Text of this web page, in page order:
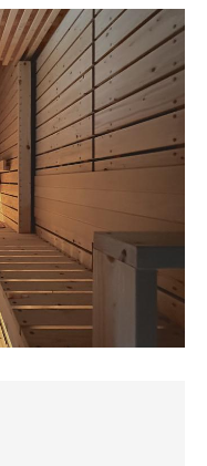
露天風呂のまわりをぴー
鳥が飛んできて野鳥の楽
何度も私の近くまでバサ
でいた🥺その子はかなり
ハット取られないかちょ
期にしてはあったかい
こそこに、露天風呂で半
ラックス😌
、無味（？）無臭。少
がぬるっととにかくお肌
な温泉でした♨️
り身も心もぽかぽかに
になったサウナ室。
入っていてテレビ前にい
ど入る。
、1セット目は1分ほどで
ので次のセットからのサ
って助かりました。
ウナ室は気持がいい。
て3セット目以降はテレ
がテレビで流れているの
できる。
からはサウナ室のテレ
イムに。
つという道東テレビ作成
ち寄る。
。
たる（以下略）。
ー🍔も買った。
つこい）。
の津別。
度も高い。
ウナっ‼️